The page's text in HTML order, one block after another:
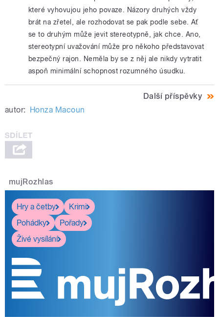
které vyhovujou jeho povaze. Názory druhých vždy
brát na zřetel, ale rozhodovat se pak podle sebe. Ať
se to druhým může jevit stereotypně, jak chce. Ano,
stereotypní uvažování může pro někoho představovat
bezpečný rajon. Neměla by se z něj ale nikdy vytratit
aspoň minimální schopnost rozumného úsudku.
Další příspěvky
autor: Honza Macoun
mujRozhlas
Hry a četby
Krimi
Pohádky
Pořady
Živé vysílání